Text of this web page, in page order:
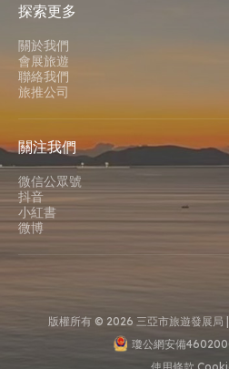
探索更多
關於我們
會展旅遊
聯絡我們
旅推公司
關注我們
微信公眾號
抖音
小紅書
微博
版權所有 © 2026 三亞市旅遊發展局 |
瓊公網安備
使用條款